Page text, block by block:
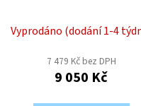
Vyprodáno (dodání 1-4
7 479 Kč bez DPH
9 050 Kč